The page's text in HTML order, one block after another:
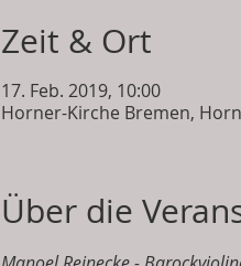
Zeit & Ort
17. Feb. 2019, 10:00
Horner-Kirche Bremen,
Über die